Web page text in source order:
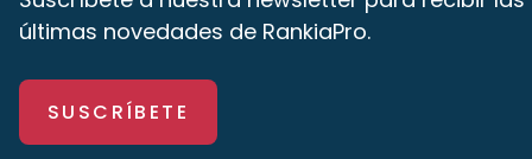
últimas novedades de RankiaPro.
SUSCRÍBETE